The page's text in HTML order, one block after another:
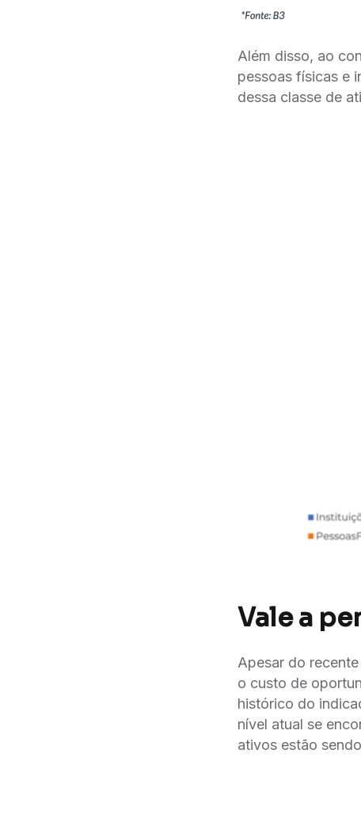
Além disso, ao
pessoas físicas e
dessa classe de
Vale a
Apesar do
o custo de
histórico do
nível atual se
ativos estão